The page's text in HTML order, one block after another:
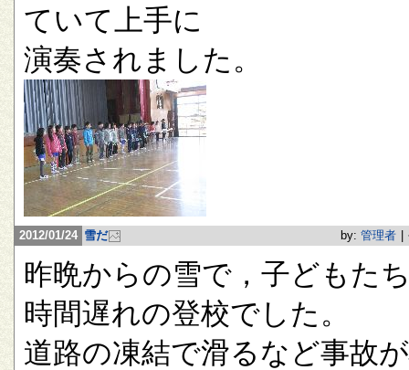
ていて上手に
演奏されました。
2012/01/24 雪だ by: 管理者
昨晩からの雪で，子どもた
時間遅れの登校でした。
道路の凍結で滑るなど事故